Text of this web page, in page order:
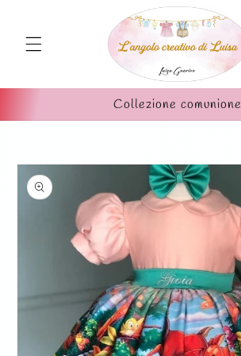
ai contenuti
Collezione comunione
sul prodotto